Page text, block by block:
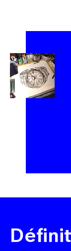
Candidature
Nos